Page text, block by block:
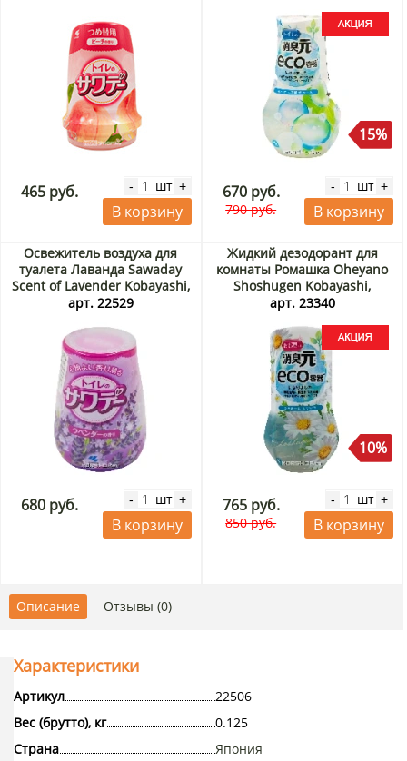
465 руб. - шт +
В корзину
15%
670 руб.
790 руб.
- шт +
В корзину
Освежитель воздуха для
туалета Лаванда Sawaday
Scent of Lavender Kobayashi,
Япония, 140 г
арт. 22529
680 руб. - шт +
В корзину
Жидкий дезодорант для
комнаты Ромашка Oheyano
Shoshugen Kobayashi,
Япония, 400 мл Акция
арт. 23340
10%
765 руб.
850 руб.
- шт +
В корзину
Описание Отзывы (0)
Характеристики
Артикул
22506
Вес (брутто), кг
0.125
Страна
Япония